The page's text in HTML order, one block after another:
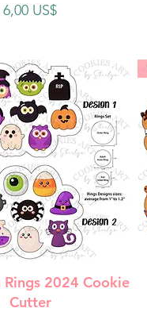
Precio
6,00 US$
rápida
Rings 2024 Cookie
Cutter